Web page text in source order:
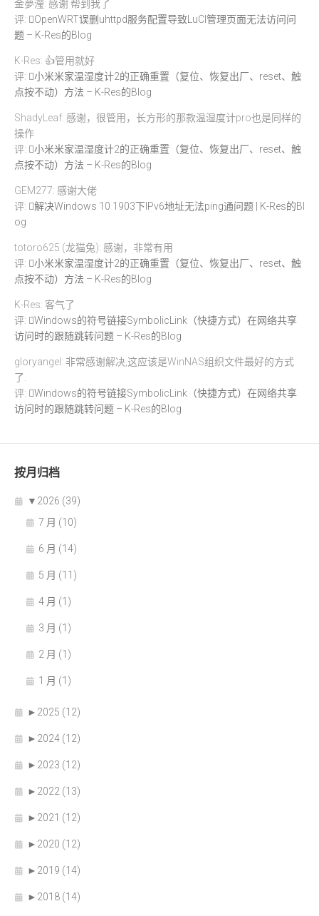
金夢瀅: 感谢 帮到我了
评:
OpenWRT误删uhttpd服务配置导致LuCI管理页面无法访问问
题 – K-Res的Blog
K-Res: 👍管用就好
评:
小米米家温湿度计2的正确重置（复位、恢复出厂、reset、触
点按不动）方法 – K-Res的Blog
ShadyLeaf: 感谢，很管用，长方形的那款温湿度计pro也是同样的
操作
评:
小米米家温湿度计2的正确重置（复位、恢复出厂、reset、触
点按不动）方法 – K-Res的Blog
GEM277: 感谢大佬
评:
解决Windows 10 1903下IPv6地址无法ping通问题 | K-Res的Bl
og
totoro625 (龙猫兔): 感谢，非常有用
评:
小米米家温湿度计2的正确重置（复位、恢复出厂、reset、触
点按不动）方法 – K-Res的Blog
K-Res: 客气了
评:
Windows的符号链接SymbolicLink（快捷方式）在网络共享
访问时的跟随跳转问题 – K-Res的Blog
gloryangel: 非常感谢解决,这应该是WinNAS组织文件最好的方式
了.
评:
Windows的符号链接SymbolicLink（快捷方式）在网络共享
访问时的跟随跳转问题 – K-Res的Blog
按月归档
▼ 2026 (39)
7 月 (10)
6 月 (14)
5 月 (11)
4 月 (1)
3 月 (1)
2 月 (1)
1 月 (1)
► 2025 (12)
► 2024 (12)
► 2023 (12)
► 2022 (13)
► 2021 (12)
► 2020 (12)
► 2019 (14)
► 2018 (14)